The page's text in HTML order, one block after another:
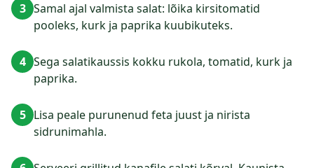
3 Samal ajal valmista salat: lõika kirsitomatid
pooleks, kurk ja paprika kuubikuteks.
4 Sega salatikaussis kokku rukola, tomatid, kurk ja
paprika.
5 Lisa peale purunenud feta juust ja nirista
sidrunimahla.